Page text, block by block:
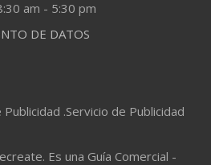
am - 5:30 pm
DE DATOS
.Servicio de Publicidad
Es una Guía Comercial -